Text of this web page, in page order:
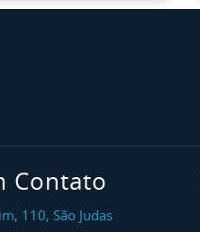
Contato
110, São Judas